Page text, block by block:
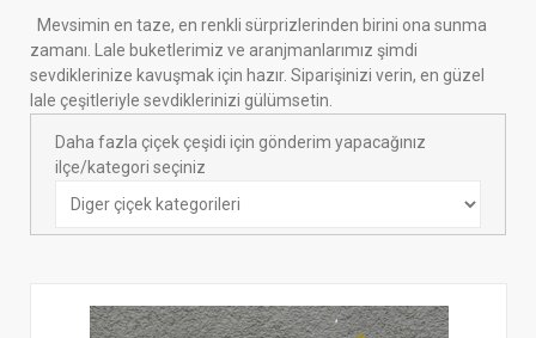
Mevsimin en taze, en renkli sürprizlerinden birini ona sunma
zamanı. Lale buketlerimiz ve aranjmanlarımız şimdi
sevdiklerinize kavuşmak için hazır. Siparişinizi verin, en güzel
lale çeşitleriyle sevdiklerinizi gülümsetin.
Daha fazla çiçek çeşidi için gönderim yapacağınız
ilçe/kategori seçiniz